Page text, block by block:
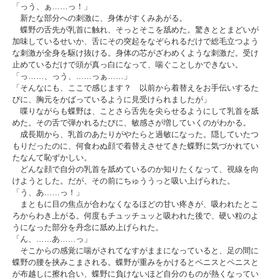
「っう、ぁ……っ！」
新たな部分への刺激に、身体がすくみあがる。
蝶野の舌先が乳首に触れ、そっとそこを舐めた。驚きととまどいが
加味しているせいか、舌にその突起をなぞられるだけで総毛立つよう
な刺激が全身を駆け抜ける。身体の芯がざわめくような刺激だ。受け
止めているだけで頭が真っ白になって、喘ぐことしかできない。
「っ……、っう、……っぁ……」
「そんなにも、ここで感じます？ 以前から着替えをお手伝いするた
びに、胸元をかばっているように見受けられましたが」
喋りながらも蝶野は、ことさら舌先を尖らせるようにして乳首を舐
めた。その舌で弾かれるたびに、敏感さが増していくのがわかる。
成長期から、乳首のあたりがやたらと過敏になった。隠していたつ
もりだったのに、何食わぬ顔で着替えさせてきた蝶野に気づかれてい
たなんて恥ずかしい。
どんな顔で自分の乳首を舐めているのか知りたくなって、視線を向
けようとした。だが、その前にちゅううっと吸い上げられた。
「う、あ……っ！」
まともに目の焦点が合わなくなるほどの甘い疼きが、吸われたとこ
ろからわき上がる。何度もチュッチュッと吸われた後で、硬い粒のよ
うになった部分を丹念に舐め上げられた。
「ん、……あ……っ」
そこからの感覚に喘がされてなすがままになっていると、足の間に
蝶野の腰を挟みこまされる。蝶野が重みをかけるとペニスとペニスと
が布越しに擦れ合い、蝶野に負けないほど自分のものが熱くなってい